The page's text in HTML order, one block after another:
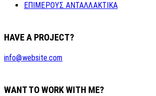
ΕΠΙΜΕΡΟΥΣ ΑΝΤΑΛΛΑΚΤΙΚΑ
HAVE A PROJECT?
info@website.com
WANT TO WORK WITH ME?